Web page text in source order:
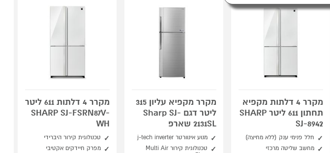
מקרר 4 דלתות מקפיא
תחתון 611 ליטר SHARP
SJ-8942
חלל פנימי ענק (ללא מחיצה)
מחשב שליטה מרכזי
מקרר מקפיא עליון 315
ליטר דגם Sharp SJ-
2131SL שארפ
מנוע אינוורטר j-tech inverter
טכנולוגית קירור Multi Air
מקרר 4 דלתות 611 ליטר
SHARP SJ-FSRN87V-
WH
טכנולוגית קירור היברידי
מפרק חיידקים אקטיבי